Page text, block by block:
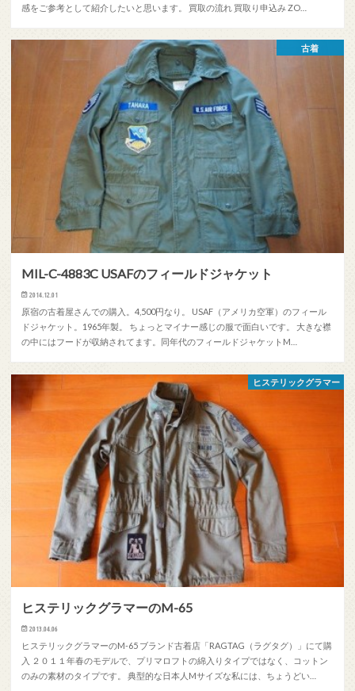
感をご参考として紹介したいと思います。 買取の流れ 買取り申込み ZO…
古着
MIL-C-4883C USAFのフィールドジャケット
2014.12.01
原宿の古着屋さんでの購入。4,500円なり。 USAF（アメリカ空軍）のフィール
ドジャケット。1965年製。 ちょっとマイナー感じの服で面白いです。 大きな襟
の中にはフードが収納されてます。同年代のフィールドジャケットM…
ヒステリックグラマー
ヒステリックグラマーのM-65
2013.04.06
ヒステリックグラマーのM-65 ブランド古着店「RAGTAG（ラグタグ）」にて購
入 ２０１１年春のモデルで、プリマロフトの綿入りタイプではなく、コットン
のみの素材のタイプです。 典型的な日本人Mサイズな私には、ちょうどい…